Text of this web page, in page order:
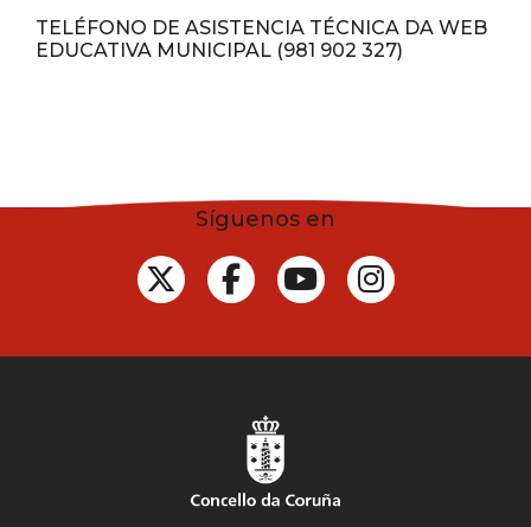
TELÉFONO DE ASISTENCIA TÉCNICA DA WEB
EDUCATIVA MUNICIPAL (981 902 327)
Síguenos en